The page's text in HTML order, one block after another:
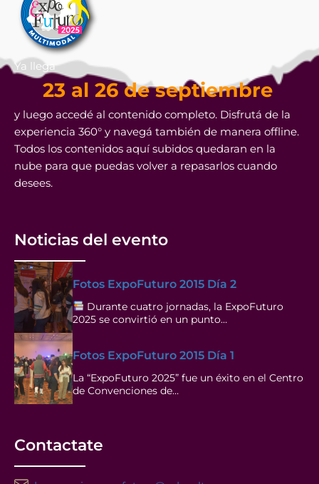
Ya llega
23 al 26 de septiembre
y luego accedé al contenido completo. Disfrutá de la
experiencia 360° y navegá también de manera offline.
Todos los contenidos aquí subidos quedaran en la
nube para que puedas volver a repasarlos cuando
desees.
Noticias del evento
Fotos ExpoFuturo 2015 Día 2
Durante cuatro jornadas, la ExpoFuturo
2025 se convirtió en un punto…
Fotos ExpoFuturo 2015 Día 1
La “ExpoFuturo 2025” fue un éxito en el Centro
de Convenciones de…
Contactate